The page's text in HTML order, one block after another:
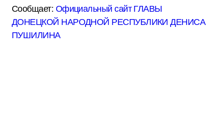
Сообщает: Официальный сайт ГЛАВЫ
ДОНЕЦКОЙ НАРОДНОЙ РЕСПУБЛИКИ ДЕНИСА
ПУШИЛИНА